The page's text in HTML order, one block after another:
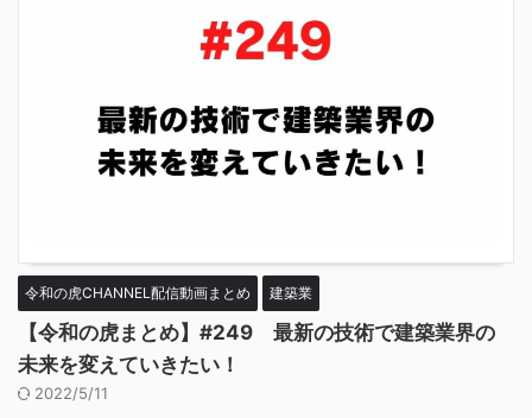
令和の虎CHANNEL配信動画まとめ 建築業
【令和の虎まとめ】#249 最新の技術で建築業界の
未来を変えていきたい！
2022/5/11